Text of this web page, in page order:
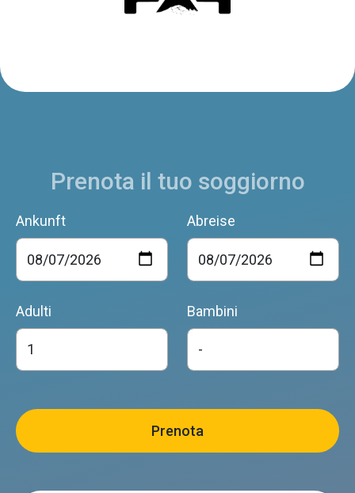
Prenota il tuo soggiorno
Ankunft Abreise
Adulti Bambini